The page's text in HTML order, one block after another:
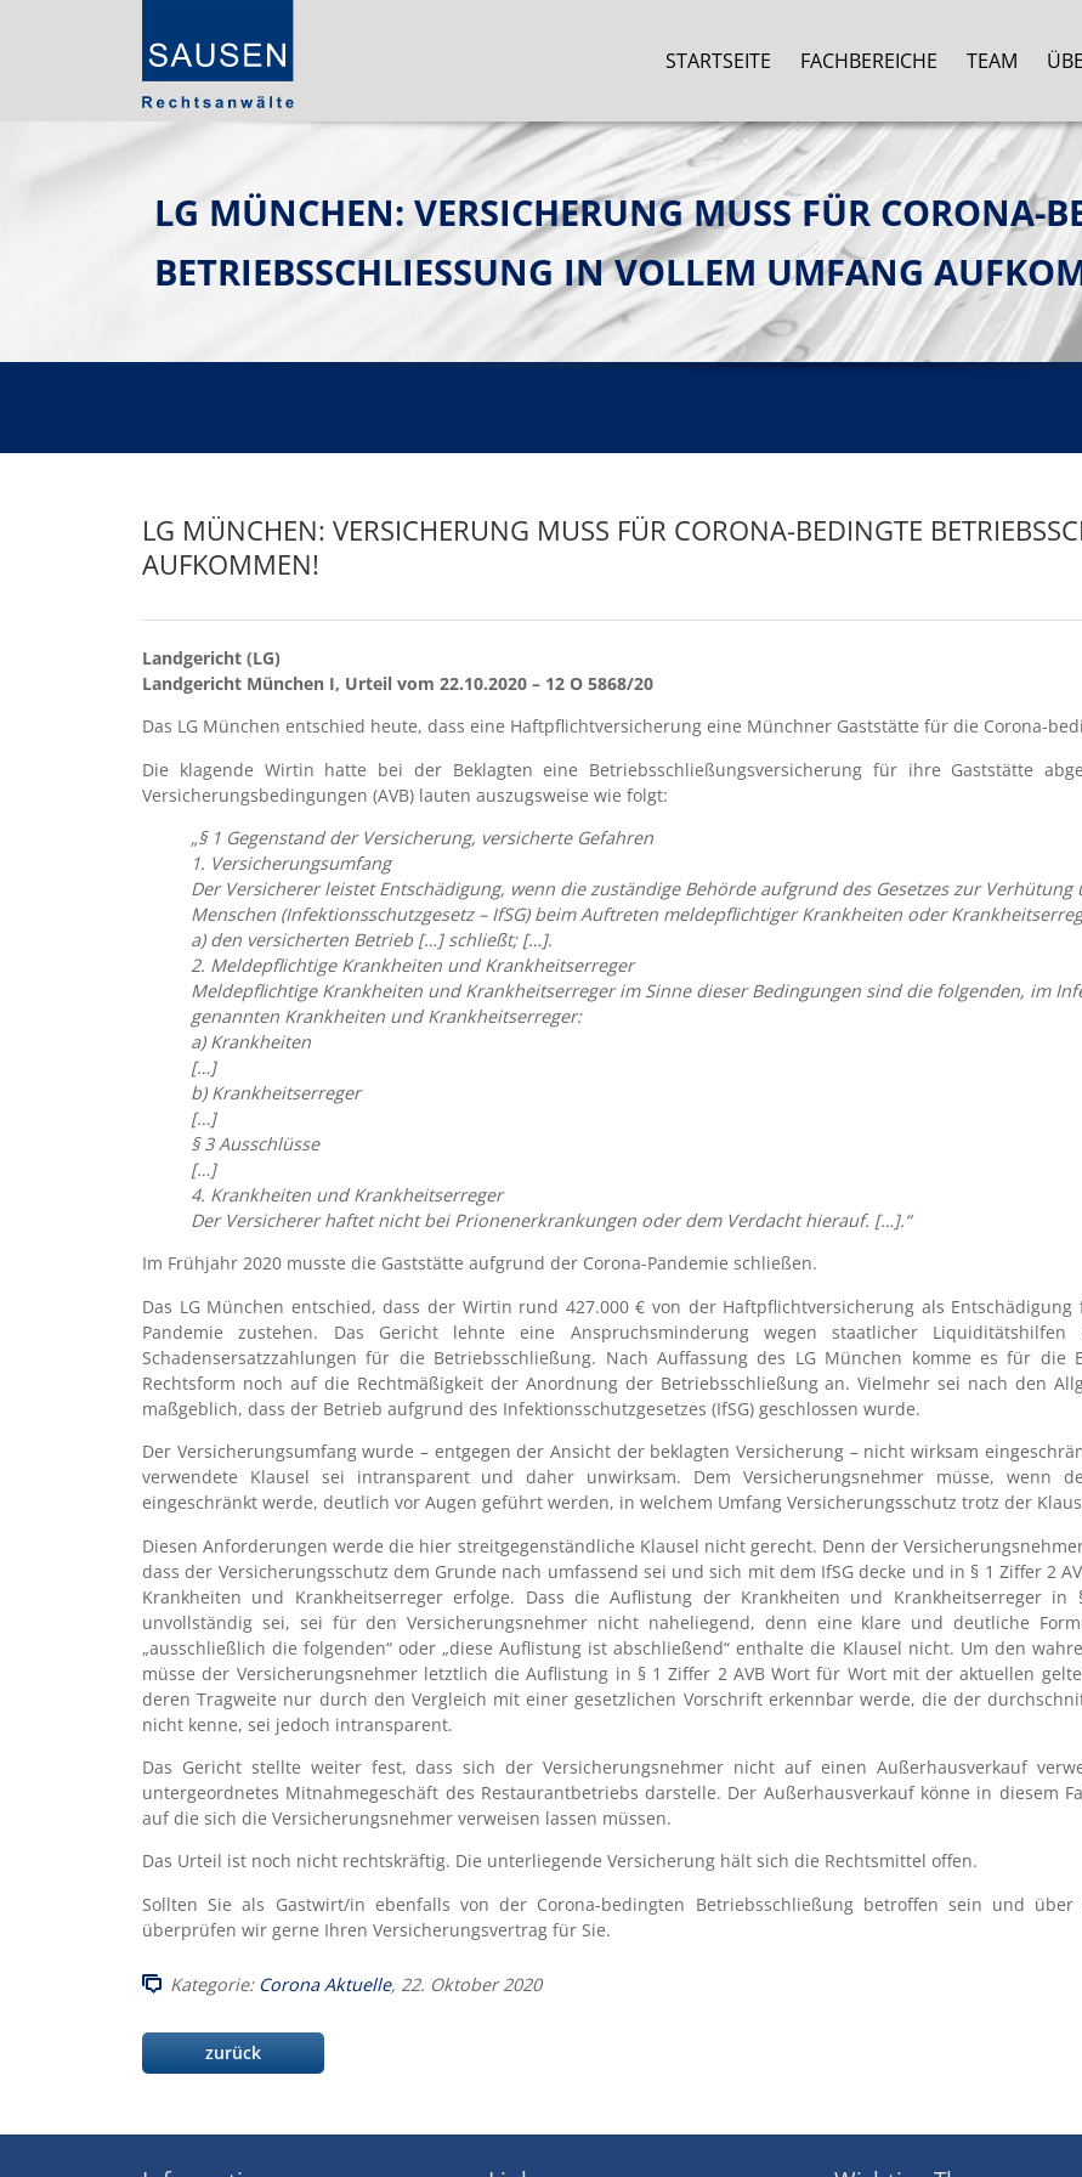
STARTSEITE FACHBEREICHE TEAM
LG MÜNCHEN: VERSICHERUNG MUSS FÜR CORONA-
BETRIEBSSCHLIESSUNG IN VOLLEM UMFANG
LG MÜNCHEN: VERSICHERUNG MUSS FÜR CORONA-BEDINGTE
UFKOMMEN!
Landgericht (LG)
Landgericht München I, Urteil vom 22.10.2020 – 12 O 5868/20
Das LG München entschied heute, dass eine Haftpflichtversicherung eine Münchner Gaststätte für die Corona-
Die klagende Wirtin hatte bei der Beklagten eine Betriebsschließungsversicherung für ihre Gaststätte
Versicherungsbedingungen (AVB) lauten auszugsweise wie folgt:
„§ 1 Gegenstand der Versicherung, versicherte Gefahren
1. Versicherungsumfang
Der Versicherer leistet Entschädigung, wenn die zuständige Behörde aufgrund des Gesetzes zur
Menschen (Infektionsschutzgesetz – IfSG) beim Auftreten meldepflichtiger Krankheiten oder
a) den versicherten Betrieb […] schließt; […].
2. Meldepflichtige Krankheiten und Krankheitserreger
Meldepflichtige Krankheiten und Krankheitserreger im Sinne dieser Bedingungen sind die folgenden, im
genannten Krankheiten und Krankheitserreger:
a) Krankheiten
[…]
b) Krankheitserreger
[…]
§ 3 Ausschlüsse
[…]
4. Krankheiten und Krankheitserreger
Der Versicherer haftet nicht bei Prionenerkrankungen oder dem Verdacht hierauf. […].“
Im Frühjahr 2020 musste die Gaststätte aufgrund der Corona-Pandemie schließen.
Das LG München entschied, dass der Wirtin rund 427.000 € von der Haftpflichtversicherung als
Pandemie zustehen. Das Gericht lehnte eine Anspruchsminderung wegen staatlicher
Schadensersatzzahlungen für die Betriebsschließung. Nach Auffassung des LG München komme es für
Rechtsform noch auf die Rechtmäßigkeit der Anordnung der Betriebsschließung an. Vielmehr sei nach den
maßgeblich, dass der Betrieb aufgrund des Infektionsschutzgesetzes (IfSG) geschlossen wurde.
Der Versicherungsumfang wurde – entgegen der Ansicht der beklagten Versicherung – nicht wirksam
verwendete Klausel sei intransparent und daher unwirksam. Dem Versicherungsnehmer müsse, wenn
eingeschränkt werde, deutlich vor Augen geführt werden, in welchem Umfang Versicherungsschutz trotz der
Diesen Anforderungen werde die hier streitgegenständliche Klausel nicht gerecht. Denn der
dass der Versicherungsschutz dem Grunde nach umfassend sei und sich mit dem IfSG decke und in § 1 Ziffer 2
Krankheiten und Krankheitserreger erfolge. Dass die Auflistung der Krankheiten und Krankheitserreger
unvollständig sei, sei für den Versicherungsnehmer nicht naheliegend, denn eine klare und deutliche
„ausschließlich die folgenden“ oder „diese Auflistung ist abschließend“ enthalte die Klausel nicht. Um den
müsse der Versicherungsnehmer letztlich die Auflistung in § 1 Ziffer 2 AVB Wort für Wort mit der aktuellen
deren Tragweite nur durch den Vergleich mit einer gesetzlichen Vorschrift erkennbar werde, die der
nicht kenne, sei jedoch intransparent.
Das Gericht stellte weiter fest, dass sich der Versicherungsnehmer nicht auf einen Außerhausverkauf
untergeordnetes Mitnahmegeschäft des Restaurantbetriebs darstelle. Der Außerhausverkauf könne in diesem
auf die sich die Versicherungsnehmer verweisen lassen müssen.
Das Urteil ist noch nicht rechtskräftig. Die unterliegende Versicherung hält sich die Rechtsmittel offen.
Sollten Sie als Gastwirt/in ebenfalls von der Corona-bedingten Betriebsschließung betroffen sein und über
überprüfen wir gerne Ihren Versicherungsvertrag für Sie.
Kategorie: Corona Aktuelle, 22. Oktober 2020
zurück